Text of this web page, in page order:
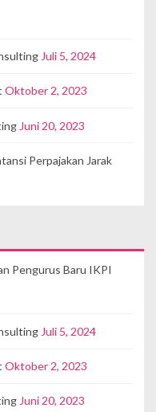
Juli 5, 2024
Oktober 2, 2023
Juni 20, 2023
Perpajakan Jarak
Pengurus Baru IKPI
Juli 5, 2024
Oktober 2, 2023
Juni 20, 2023